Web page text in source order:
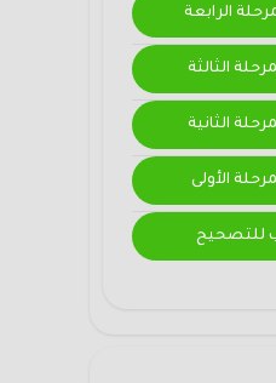
للتصحيح